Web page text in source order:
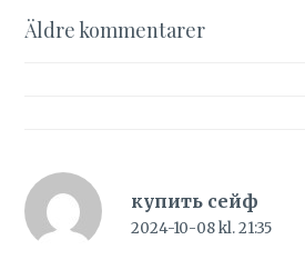
Äldre kommentarer
купить сейф
2024-10-08 kl. 21:35